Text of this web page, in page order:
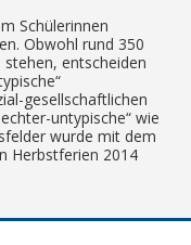
Schülerinnen
Obwohl rund 350
entscheiden
gesellschaftlichen
untypische“ wie
wurde mit dem
Herbstferien 2014